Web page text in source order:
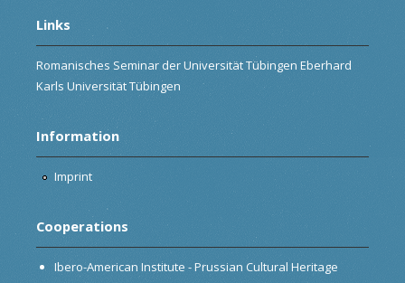
Links
Romanisches Seminar der Universität Tübingen Eberhard
Karls Universität Tübingen
Information
Imprint
Cooperations
Ibero-American Institute - Prussian Cultural Heritage